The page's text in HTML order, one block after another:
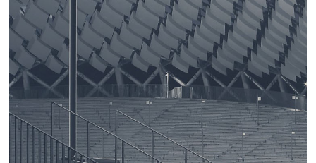
6JULY
2026
TOPOŠĀ OGRES
BĒRNUDĀRZA PAMATOS
IEMŪRĒTA KAPSULA AR
VĒSTĪJUMU NĀKAMAJĀM
PAAUDZĒM
21
MARCH
2025
RĪGAS INFRASTRUKTŪRAS
ATTĪSTĪBA UN DROŠĪBAS
UZLABOŠANA: MODULS
ENGINEERING